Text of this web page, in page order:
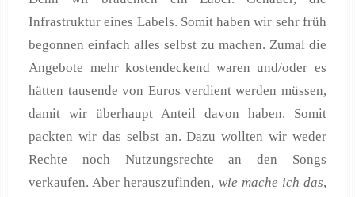
Infrastruktur eines Labels. Somit haben wir sehr früh
begonnen einfach alles selbst zu machen. Zumal die
Angebote mehr kostendeckend waren und/oder es
hätten tausende von Euros verdient werden müssen,
damit wir überhaupt Anteil davon haben. Somit
packten wir das selbst an. Dazu wollten wir weder
Rechte noch Nutzungsrechte an den Songs
verkaufen. Aber herauszufinden, wie mache ich das,